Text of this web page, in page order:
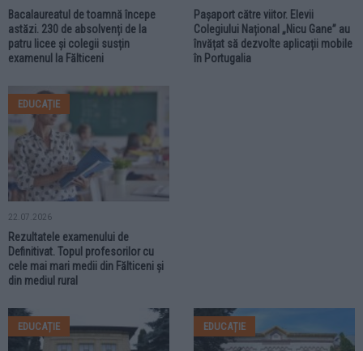
Bacalaureatul de toamnă începe
astăzi. 230 de absolvenți de la
patru licee și colegii susțin
examenul la Fălticeni
Pașaport către viitor. Elevii
Colegiului Național „Nicu Gane” au
învățat să dezvolte aplicații mobile
în Portugalia
EDUCAȚIE
22.07.2026
Rezultatele examenului de
Definitivat. Topul profesorilor cu
cele mai mari medii din Fălticeni și
din mediul rural
EDUCAȚIE EDUCAȚIE